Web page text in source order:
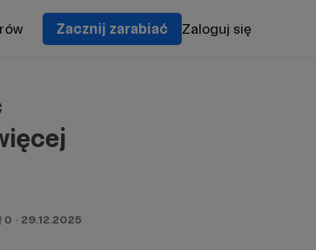
Zacznij zarabiać Zaloguj się
0 · 29.12.2025